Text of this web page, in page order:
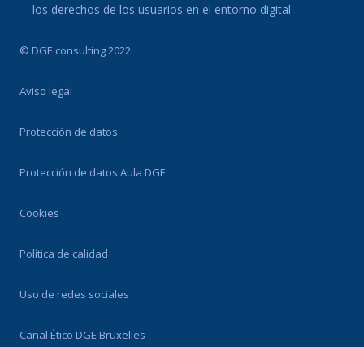
los derechos de los usuarios en el entorno digital
© DGE consulting 2022
Aviso legal
Protección de datos
Protección de datos Aula DGE
Cookies
Política de calidad
Uso de redes sociales
Canal Ético DGE Bruxelles